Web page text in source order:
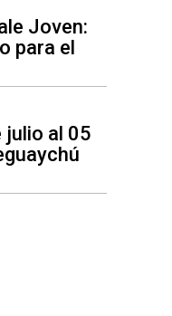
Joven:
para el
julio al 05